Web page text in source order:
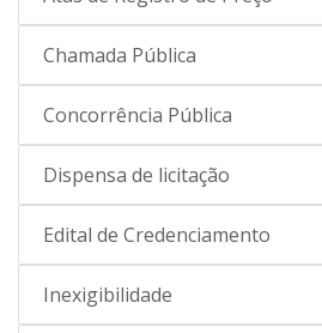
Chamada Pública
Concorrência Pública
Dispensa de licitação
Edital de Credenciamento
Inexigibilidade